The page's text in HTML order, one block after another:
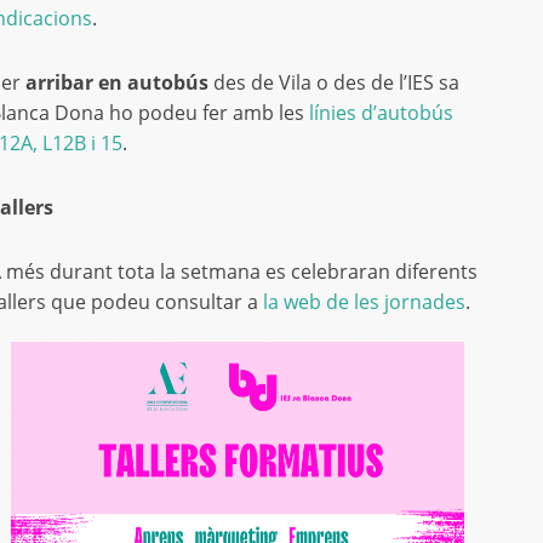
.
arribar en autobús des de Vila o des de l’IES sa
Dona ho podeu fer amb les línies d’autobús
L12B i 15.
més durant tota la setmana es celebraran diferents
que podeu consultar a la web de les jornades.